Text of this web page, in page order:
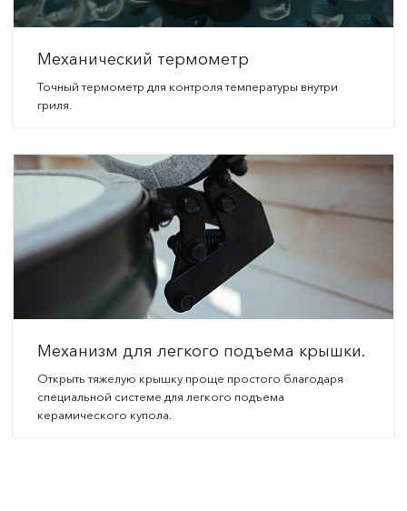
Механический термометр
Точный термометр для контроля температуры внутри
гриля.
Механизм для легкого подъема крышки.
Открыть тяжелую крышку проще простого благодаря
специальной системе для легкого подъема
керамического купола.